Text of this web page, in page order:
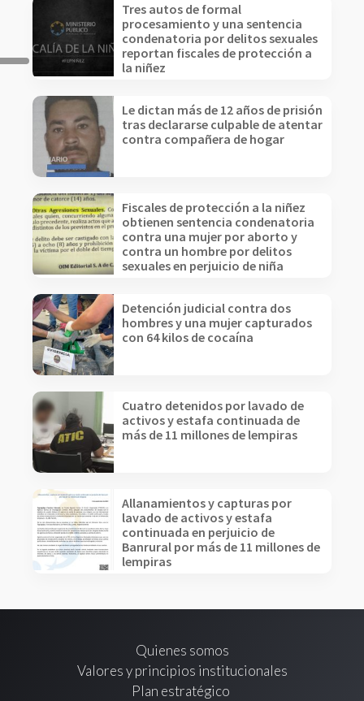
Tres autos de formal
procesamiento y una sentencia
condenatoria por delitos sexuales
reportan fiscales de protección a
la niñez
Le dictan más de 12 años de prisión
tras declararse culpable de atentar
contra compañera de hogar
Fiscales de protección a la niñez
obtienen sentencia condenatoria
contra una mujer por aborto y
contra un hombre por delitos
sexuales en perjuicio de niña
Detención judicial contra dos
hombres y una mujer capturados
con 64 kilos de cocaína
Cuatro detenidos por lavado de
activos y estafa continuada de
más de 11 millones de lempiras
Allanamientos y capturas por
lavado de activos y estafa
continuada en perjuicio de
Banrural por más de 11 millones de
lempiras
Quienes somos
Valores y principios institucionales
Plan estratégico